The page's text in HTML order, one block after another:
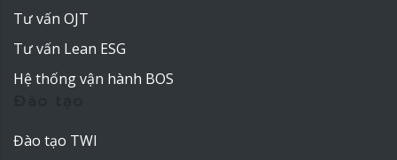
Tư vấn OJT
Tư vấn Lean ESG
Hệ thống vận hành BOS
Đào tạo TWI